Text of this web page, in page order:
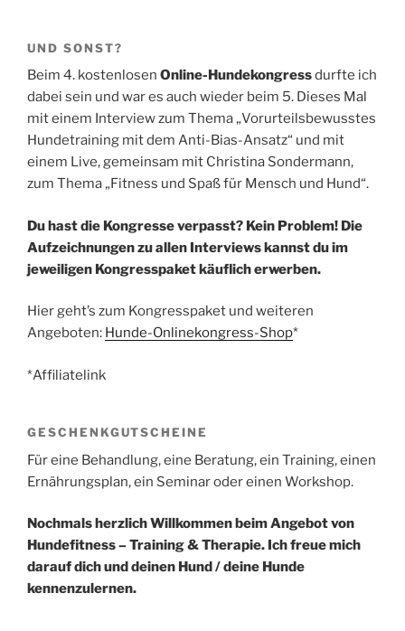
UND SONST?
Beim 4. kostenlosen Online-Hundekongressdurfte ich
dabei sein und war es auch wieder beim 5. Dieses Mal
mit einem Interview zum Thema „Vorurteilsbewusstes
Hundetraining mit dem Anti-Bias-Ansatz“ und mit
einem Live, gemeinsam mit Christina Sondermann,
zum Thema „Fitness und Spaß für Mensch und Hund“.
Du hast die Kongresse verpasst? Kein Problem! Die
Aufzeichnungen zu allen Interviews kannst du im
jeweiligen Kongresspaket käuflich erwerben.
Hier geht’s zum Kongresspaket und weiteren
Angeboten: Hunde-Onlinekongress-Shop*
*Affiliatelink
GESCHENKGUTSCHEINE
Für eine Behandlung, eine Beratung, ein Training, einen
Ernährungsplan, ein Seminar oder einen Workshop.
Nochmals herzlich Willkommen beim Angebot von
Hundefitness – Training & Therapie. Ich freue mich
darauf dich und deinen Hund / deine Hunde
kennenzulernen.